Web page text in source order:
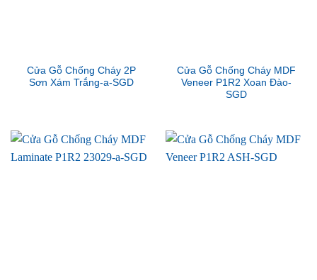
Cửa Gỗ Chống Cháy 2P
Sơn Xám Trắng-a-SGD
Cửa Gỗ Chống Cháy MDF
Veneer P1R2 Xoan Đào-
SGD